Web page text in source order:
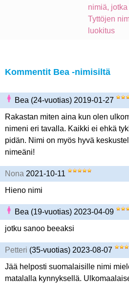
nimiä,
Tyttöjen
luokitus
Kommentit Bea -nimisiltä
Bea (24-vuotias) 2019-01-27
Rakastan miten aina kun olen
nimeni eri tavalla. Kaikki ei ehkä
pidän. Nimi on myös hyvä
nimeäni!
Nona 2021-10-11
Hieno nimi
Bea (19-vuotias) 2023-04-09
jotku sanoo beeaksi
Petteri (35-vuotias) 2023-08-07
Jää helposti suomalaisille nimi
matalalla kynnyksellä.